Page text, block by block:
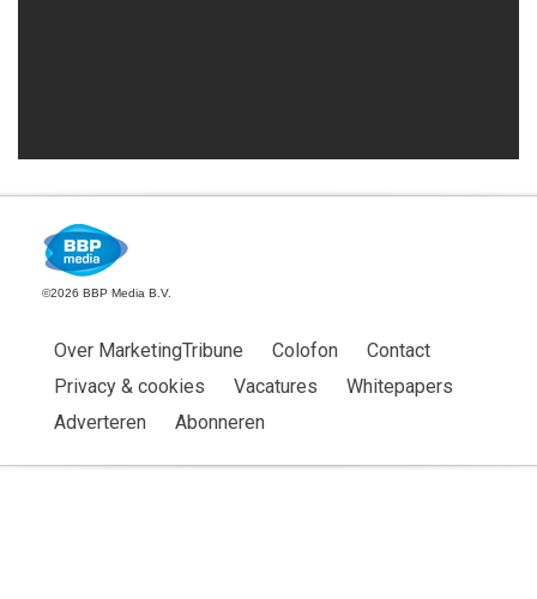
©2026 BBP Media B.V.
Over MarketingTribune Colofon
Contact
Privacy & cookies
Vacatures
Whitepapers
Adverteren
Abonneren